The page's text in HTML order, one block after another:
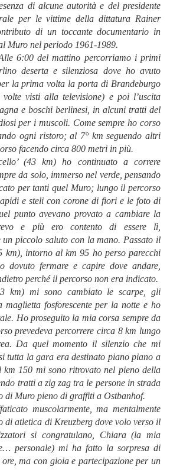
di alcune autorità e del presidente
per le vittime della dittatura Rainer
di un toccante documentario in
Muro nel periodo 1961-1989.
6:00 del mattino percorriamo i primi
deserta e silenziosa dove ho avuto
la prima volta la porta di Brandeburgo
visti alla televisione) e poi l’uscita
e boschi berlinesi, in alcuni tratti del
per i muscoli. Come sempre ho corso
ogni ristoro; al 7° km seguendo altri
facendo circa 800 metri in più.
(43 km) ho continuato a correre
da solo, immerso nel verde, pensando
per tanti quel Muro; lungo il percorso
e steli con corone di fiori e le foto di
punto avevano provato a cambiare la
e più ero contento di essere lì,
un piccolo saluto con la mano. Passato il
km), intorno al km 95 ho perso parecchi
dovuto fermare e capire dove andare,
perché il percorso non era indicato.
km) mi sono cambiato le scarpe, gli
maglietta fosforescente per la notte e ho
Ho proseguito la mia corsa sempre da
prevedeva percorrere circa 8 km lungo
Da quel momento il silenzio che mi
tutta la gara era destinato piano piano a
150 mi sono ritrovato nel pieno della
tratti a zig zag tra le persone in strada
di Muro pieno di graffiti a Ostbanhof.
muscolarmente, ma mentalmente
di atletica di Kreuzberg dove volo verso il
si congratulano, Chiara (la mia
personale) mi ha fatto la sorpresa di
ma con gioia e partecipazione per un